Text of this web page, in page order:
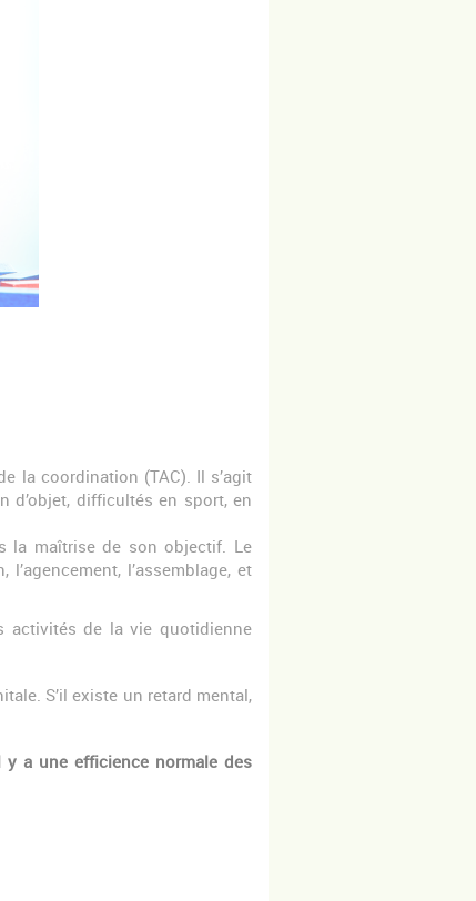
la coordination (TAC). Il s’agit
d’objet, difficultés en sport, en
la maîtrise de son objectif. Le
l’assemblage, et
activités de la vie quotidienne
S’il existe un retard mental,
a une efficience normale des